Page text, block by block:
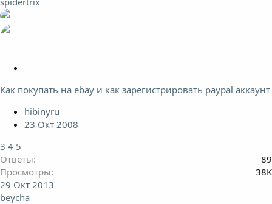
к
р
е
п
е
н
о
Как покупать на ebay и как зарегистрировать paypal аккаунт
hibinyru
23 Окт 2008
3 4 5
Ответы
89
Просмотры
38K
29 Окт 2013
beycha